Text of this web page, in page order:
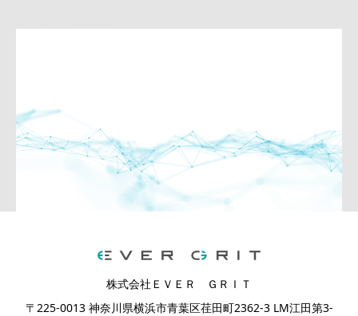
株式会社ＥＶＥＲ ＧＲＩＴ
〒225-0013 神奈川県横浜市青葉区荏田町2362-3 LM江田第3-